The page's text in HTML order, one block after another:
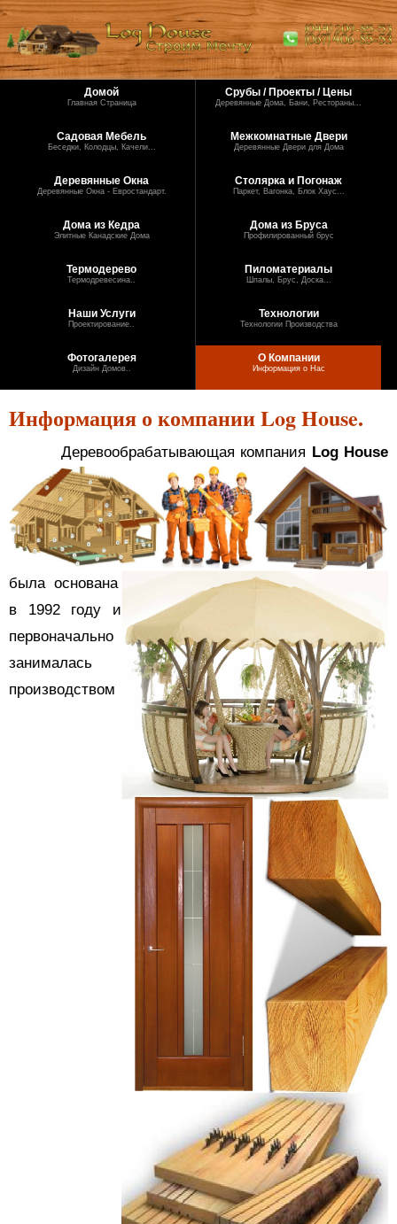
Домой
Главная Страница
Срубы / Проекты / Цены
Деревянные Дома, Бани, Рестораны...
Садовая Мебель
Беседки, Колодцы, Качели...
Межкомнатные Двери
Деревянные Двери для Дома
Деревянные Окна
Деревянные Окна - Евростандарт.
Столярка и Погонаж
Паркет, Вагонка, Блок Хаус...
Дома из Кедра
Элитные Канадские Дома
Дома из Бруса
Профилированный брус
Термодерево
Термодревесина..
Пиломатериалы
Шпалы, Брус, Доска...
Наши Услуги
Проектирование..
Технологии
Технологии Производства
Фотогалерея
Дизайн Домов..
О Компании
Информация о Нас
Информация о компании Log House.
Деревообрабатывающая компания Log House
была основана
в 1992 году и
первоначально
занималась
производством